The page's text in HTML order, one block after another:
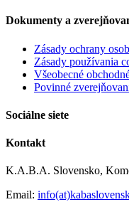
Dokumenty a
Zásady ochrany
Zásady používania
Všeobecné
Povinné
Sociálne siete
Kontakt
K.A.B.A. Slovensko,
Email: